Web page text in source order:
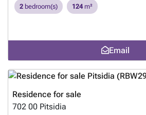
de authentieke sfeer van traditioneel
knusse, besloten binnenplaats waar je
een volledige renovatie, waardoor je hier
kunt drukken. Daarnaast beschikt deze etage
buitenterras, perfect om te genieten van het
Deze woning is een unieke kans voor wie op
karaktervol huis op een uitstekende locatie
met alle ruimte om er een persoonlijk
2 bedroom(s) 124m²
Email
Residence for sale
702 00 Pitsidia